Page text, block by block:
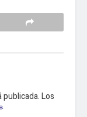
Los